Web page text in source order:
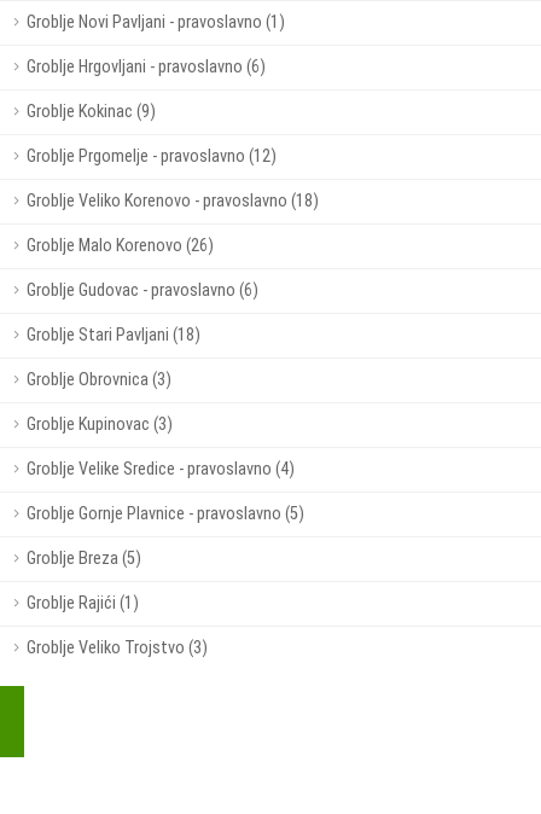
Groblje Novi Pavljani - pravoslavno (1)
Groblje Hrgovljani - pravoslavno (6)
Groblje Kokinac (9)
Groblje Prgomelje - pravoslavno (12)
Groblje Veliko Korenovo - pravoslavno (18)
Groblje Malo Korenovo (26)
Groblje Gudovac - pravoslavno (6)
Groblje Stari Pavljani (18)
Groblje Obrovnica (3)
Groblje Kupinovac (3)
Groblje Velike Sredice - pravoslavno (4)
Groblje Gornje Plavnice - pravoslavno (5)
Groblje Breza (5)
Groblje Rajići (1)
Groblje Veliko Trojstvo (3)